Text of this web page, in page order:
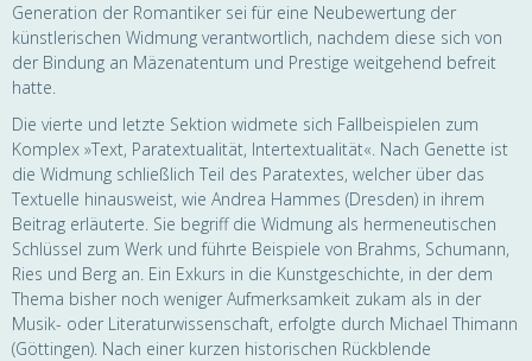
Generation der Romantiker sei für eine Neubewertung der
künstlerischen Widmung verantwortlich, nachdem diese sich von
der Bindung an Mäzenatentum und Prestige weitgehend befreit
hatte.
Die vierte und letzte Sektion widmete sich Fallbeispielen zum
Komplex »Text, Paratextualität, Intertextualität«. Nach Genette ist
die Widmung schließlich Teil des Paratextes, welcher über das
Textuelle hinausweist, wie Andrea Hammes (Dresden) in ihrem
Beitrag erläuterte. Sie begriff die Widmung als hermeneutischen
Schlüssel zum Werk und führte Beispiele von Brahms, Schumann,
Ries und Berg an. Ein Exkurs in die Kunstgeschichte, in der dem
Thema bisher noch weniger Aufmerksamkeit zukam als in der
Musik- oder Literaturwissenschaft, erfolgte durch Michael Thimann
(Göttingen). Nach einer kurzen historischen Rückblende